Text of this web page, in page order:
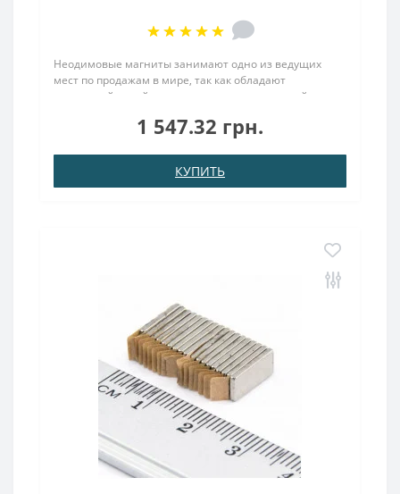
Неодимовые магниты занимают одно из ведущих
мест по продажам в мире, так как обладают
подъемной силой, значительно превышающей их
температур, а их долговечность в разы экономит
1 547.32 грн.
КУПИТЬ